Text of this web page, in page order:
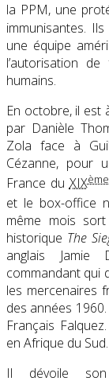
la PPM, une
immunisantes.
une équipe
l’autorisation
humains.
En octobre, il est
par Danièle
Zola face à
Cézanne, pour
France du XIXème
et le box-office
même mois
historique The
anglais Jamie
commandant qui
les mercenaires
des années
Français
en Afrique du Sud.
Il dévoile son